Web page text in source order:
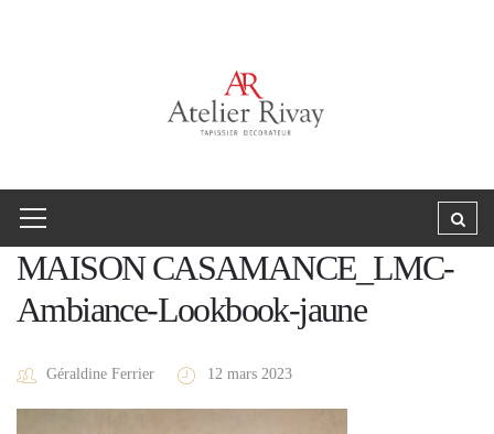
MAISON CASAMANCE_LMC-
Ambiance-Lookbook-jaune
Géraldine Ferrier 12 mars 2023